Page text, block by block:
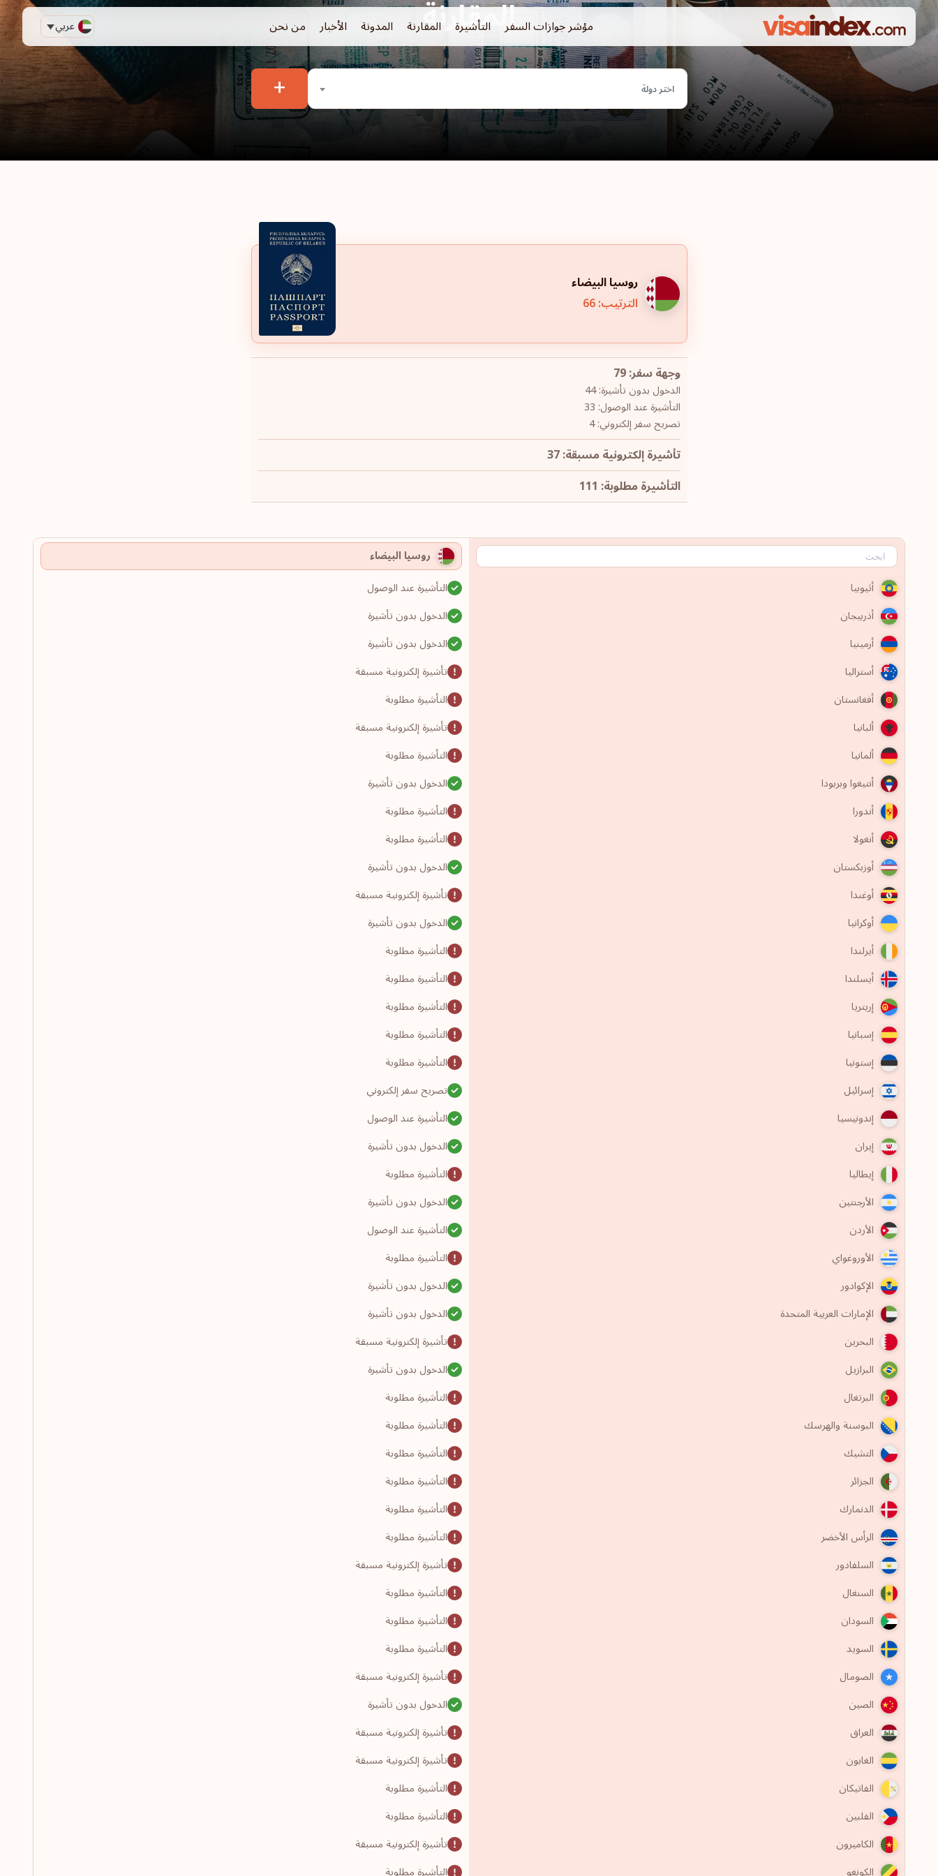
عربي مؤشر جوازات السفر التأشيرة المقارنة المدونة الأخبار من نحن المقارنة
اختر دولة +
روسيا البيضاء
الترتيب: 66
وجهة سفر: 79
الدخول بدون تأشيرة: 44
التأشيرة عند الوصول: 33
تصريح سفر إلكتروني: 4
تأشيرة إلكترونية مسبقة: 37
التأشيرة مطلوبة: 111
روسيا البيضاء
أثيوبيا
التأشيرة عند الوصول
أذربيجان
الدخول بدون تأشيرة
أرمينيا
الدخول بدون تأشيرة
أستراليا
تأشيرة إلكترونية مسبقة
أفغانستان
التأشيرة مطلوبة
ألبانيا
تأشيرة إلكترونية مسبقة
ألمانيا
التأشيرة مطلوبة
أنتيغوا وبربودا
الدخول بدون تأشيرة
أندورا
التأشيرة مطلوبة
أنغولا
التأشيرة مطلوبة
أوزبكستان
الدخول بدون تأشيرة
أوغندا
تأشيرة إلكترونية مسبقة
أوكرانيا
الدخول بدون تأشيرة
أيرلندا
التأشيرة مطلوبة
أيسلندا
التأشيرة مطلوبة
إريتريا
التأشيرة مطلوبة
إسبانيا
التأشيرة مطلوبة
إستونيا
التأشيرة مطلوبة
إسرائيل
تصريح سفر إلكتروني
إندونيسيا
التأشيرة عند الوصول
إيران
الدخول بدون تأشيرة
إيطاليا
التأشيرة مطلوبة
الأرجنتين
الدخول بدون تأشيرة
الأردن
التأشيرة عند الوصول
الأوروغواي
التأشيرة مطلوبة
الإكوادور
الدخول بدون تأشيرة
الإمارات العربية المتحدة
الدخول بدون تأشيرة
البحرين
تأشيرة إلكترونية مسبقة
البرازيل
الدخول بدون تأشيرة
البرتغال
التأشيرة مطلوبة
البوسنة والهرسك
التأشيرة مطلوبة
التشيك
التأشيرة مطلوبة
الجزائر
التأشيرة مطلوبة
الدنمارك
التأشيرة مطلوبة
الرأس الأخضر
التأشيرة مطلوبة
السلفادور
تأشيرة إلكترونية مسبقة
السنغال
التأشيرة مطلوبة
السودان
التأشيرة مطلوبة
السويد
التأشيرة مطلوبة
الصومال
تأشيرة إلكترونية مسبقة
الصين
الدخول بدون تأشيرة
العراق
تأشيرة إلكترونية مسبقة
الغابون
تأشيرة إلكترونية مسبقة
الفاتيكان
التأشيرة مطلوبة
الفلبين
التأشيرة مطلوبة
الكاميرون
تأشيرة إلكترونية مسبقة